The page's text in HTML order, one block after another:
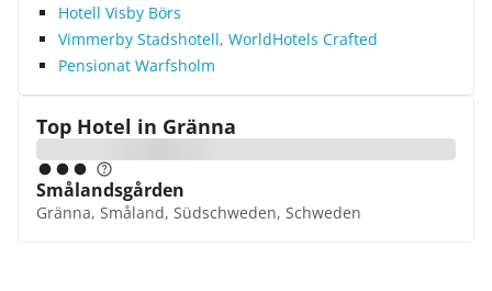
Hotell Visby Börs
Vimmerby Stadshotell, WorldHotels Crafted
Pensionat Warfsholm
Top Hotel in Gränna
Smålandsgården
Gränna, Småland, Südschweden, Schweden